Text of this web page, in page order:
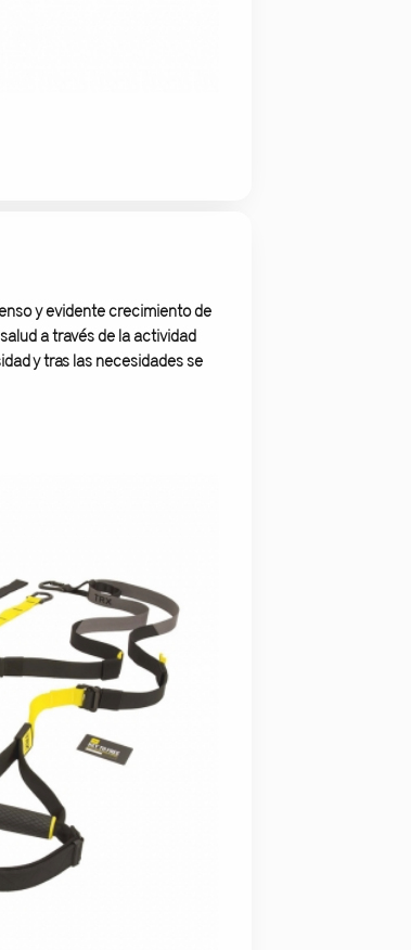
y evidente crecimiento de
a través de la actividad
y tras las necesidades se